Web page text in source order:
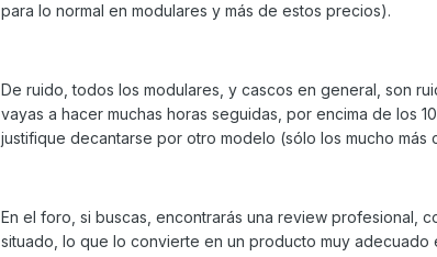
para lo normal en modulares y más de estos precios).
De ruido, todos los modulares, y cascos en general, son
vayas a hacer muchas horas seguidas, por encima de los
justifique decantarse por otro modelo (sólo los mucho más
En el foro, si buscas, encontrarás una review profesional,
situado, lo que lo convierte en un producto muy